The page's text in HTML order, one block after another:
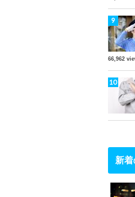
66,962
新着